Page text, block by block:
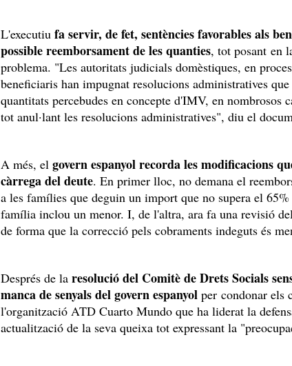
L'executiu fa servir, de fet, sentències favorables als
possible reemborsament de les quanties, tot posant en
problema. "Les autoritats judicials domèstiques, en
beneficiaris han impugnat resolucions administratives
quantitats percebudes en concepte d'IMV, en nombrosos
tot anul·lant les resolucions administratives", diu el
A més, el govern espanyol recorda les modificacions
càrrega del deute. En primer lloc, no demana el
a les famílies que deguin un import que no supera el
família inclou un menor. I, de l'altra, ara fa una revisió
de forma que la correcció pels cobraments indeguts és
Després de la resolució del Comitè de Drets Socials
manca de senyals del govern espanyol per condonar els
l'organització ATD Cuarto Mundo que ha liderat la
actualització de la seva queixa tot expressant la